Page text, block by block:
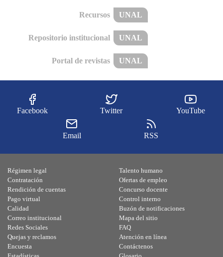
Recursos UNAL
Repositorio institucional UNAL
Portal de revistas UNAL
Facebook Twitter YouTube
Email RSS
Régimen legal
Contratación
Rendición de cuentas
Pago virtual
Calidad
Talento humano
Ofertas de empleo
Concurso docente
Control interno
Buzón de notificaciones
Correo institucional
Redes Sociales
Quejas y reclamos
Encuesta
Mapa del sitio
FAQ
Atención en línea
Contáctenos